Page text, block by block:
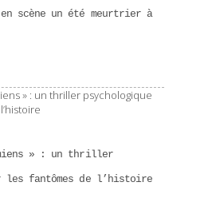
scène un été meurtrier à
» : un thriller
les fantômes de l’histoire